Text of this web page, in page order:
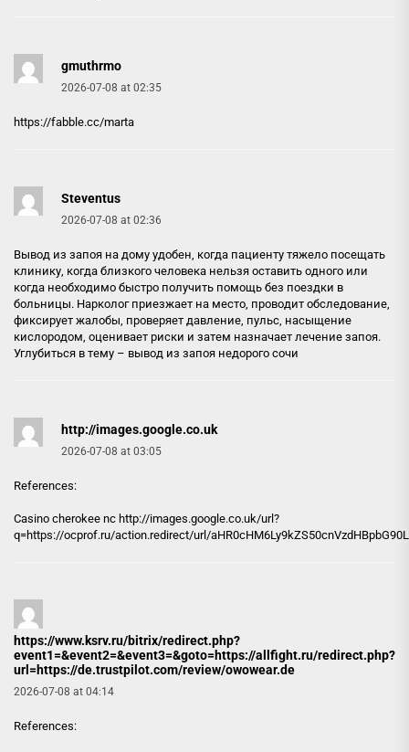
gmuthrmo
2026-07-08 at 02:35
https://fabble.cc/marta
Steventus
2026-07-08 at 02:36
Вывод из запоя на дому удобен, когда пациенту тяжело посещать
клинику, когда близкого человека нельзя оставить одного или
когда необходимо быстро получить помощь без поездки в
больницы. Нарколог приезжает на место, проводит обследование,
фиксирует жалобы, проверяет давление, пульс, насыщение
кислородом, оценивает риски и затем назначает лечение запоя.
Углубиться в тему – вывод из запоя недорого сочи
http://images.google.co.uk
2026-07-08 at 03:05
References:
Casino cherokee nc http://images.google.co.uk/url?
q=https://ocprof.ru/action.redirect/url/
https://www.ksrv.ru/bitrix/redirect.php?
event1=&event2=&event3=&goto=https://allfight.ru/redirect.php?
url=https://de.trustpilot.com/review/owowear.de
2026-07-08 at 04:14
References: